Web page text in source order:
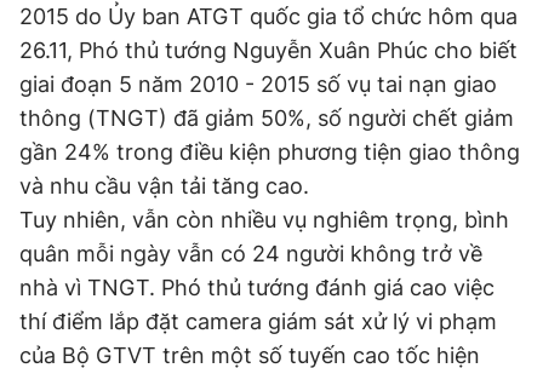
© 2003-2026 Bản quyền thuộc về Báo Thanh Niên. Cấm sao
chép dưới mọi hình thức nếu không có sự chấp thuận bằng văn
bản. Phát triển bởi ePi Technologies, JSC.
2015 do Ủy ban ATGT quốc gia tổ chức hôm qua
26.11, Phó thủ tướng Nguyễn Xuân Phúc cho biết
giai đoạn 5 năm 2010 - 2015 số vụ tai nạn giao
thông (TNGT) đã giảm 50%, số người chết giảm
gần 24% trong điều kiện phương tiện giao thông
và nhu cầu vận tải tăng cao.
Tuy nhiên, vẫn còn nhiều vụ nghiêm trọng, bình
quân mỗi ngày vẫn có 24 người không trở về
nhà vì TNGT. Phó thủ tướng đánh giá cao việc
thí điểm lắp đặt camera giám sát xử lý vi phạm
của Bộ GTVT trên một số tuyến cao tốc hiện